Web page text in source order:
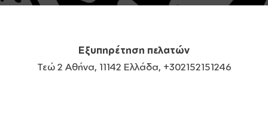
Εξυπηρέτηση πελατών
Τεώ 2 Αθήνα, 11142 Ελλάδα, +302152151246